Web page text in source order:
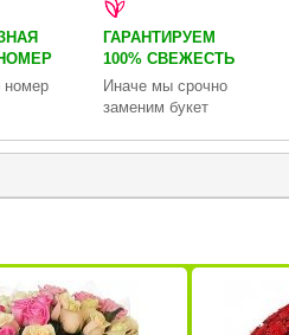
номер
ГАРАНТИРУЕМ
100% СВЕЖЕСТЬ
Иначе мы срочно
заменим букет